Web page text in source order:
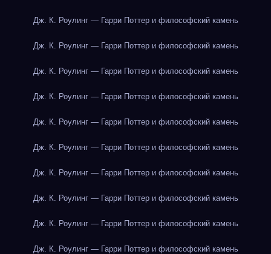
Дж. К. Роулинг — Гарри Поттер и философский камень
Дж. К. Роулинг — Гарри Поттер и философский камень
Дж. К. Роулинг — Гарри Поттер и философский камень
Дж. К. Роулинг — Гарри Поттер и философский камень
Дж. К. Роулинг — Гарри Поттер и философский камень
Дж. К. Роулинг — Гарри Поттер и философский камень
Дж. К. Роулинг — Гарри Поттер и философский камень
Дж. К. Роулинг — Гарри Поттер и философский камень
Дж. К. Роулинг — Гарри Поттер и философский камень
Дж. К. Роулинг — Гарри Поттер и философский камень